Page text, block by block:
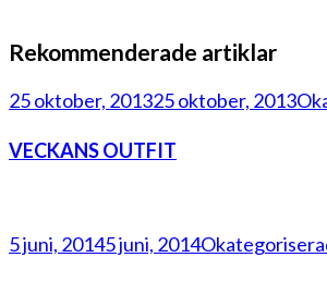
Rekommenderade artiklar
25 oktober, 201325 oktober, 2013
VECKANS OUTFIT
5 juni, 20145 juni, 2014